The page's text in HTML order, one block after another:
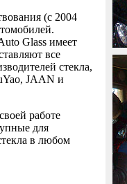
(с 2004
Glass имеет
все
стекла,
JAAN и
работе
для
в любом